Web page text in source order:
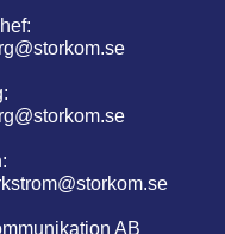
AB